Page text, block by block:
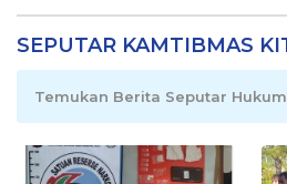
SEPUTAR KAMTIBMAS
Temukan Berita Seputar